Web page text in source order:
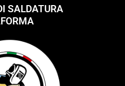
SALDATURA